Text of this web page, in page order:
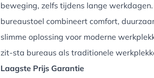
beweging, zelfs tijdens lange
bureaustoel combineert comfort,
slimme oplossing voor moderne
zit-sta bureaus als traditionele
Laagste Prijs Garantie